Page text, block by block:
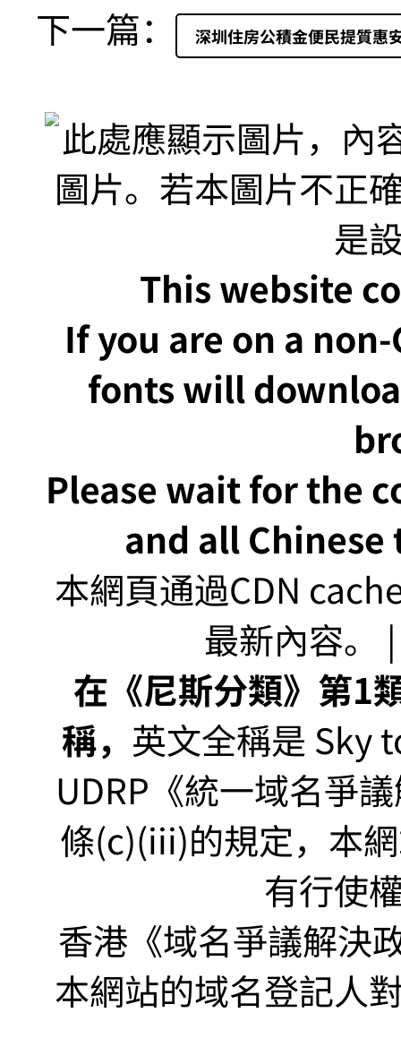
下一篇： 深圳住房公積金便民提質惠
This website
If you are on a
fonts will
Please wait for the
and all
本網頁通過CDN
最新內容。
在《尼斯分類》第
稱， 英文全稱是 Sky
UDRP《統一域名爭
條(c)(iii)的規定，本
有行使
香港《域名爭議解決
本網站的域名登記人